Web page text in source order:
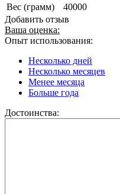
Вес (грамм)
40000
Добавить отзыв
Ваша оценка:
Опыт использования:
Несколько дней
Несколько месяцев
Менее месяца
Больше года
Достоинства: